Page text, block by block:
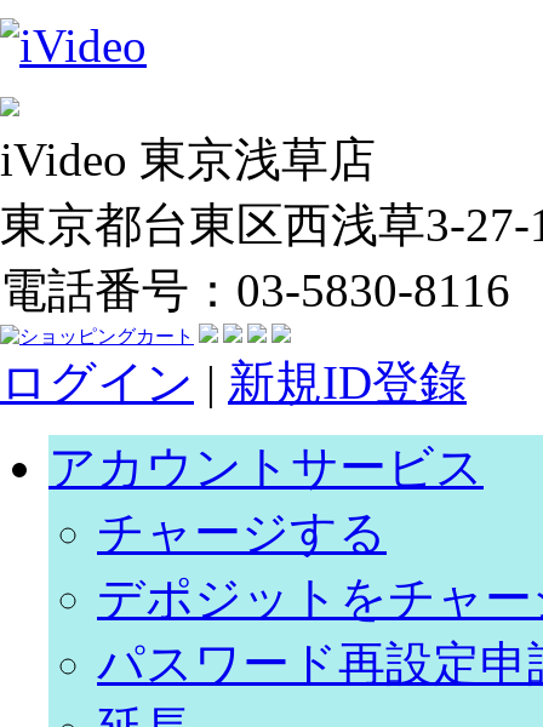
iVideo 東京浅草店
東京都台東区西浅草3-27-
電話番号：03-5830-8116
ログイン | 新規ID登錄
アカウントサービス
チャージする
デポジットをチャ
パスワード再設定申